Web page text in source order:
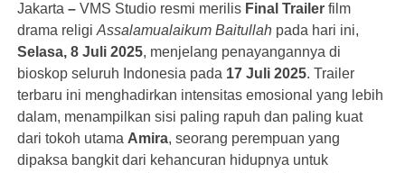
Jakarta – VMS Studio resmi merilis Final Trailer film
drama religi Assalamualaikum Baitullah pada hari ini,
Selasa, 8 Juli 2025, menjelang penayangannya di
bioskop seluruh Indonesia pada 17 Juli 2025. Trailer
terbaru ini menghadirkan intensitas emosional yang lebih
dalam, menampilkan sisi paling rapuh dan paling kuat
dari tokoh utama Amira, seorang perempuan yang
dipaksa bangkit dari kehancuran hidupnya untuk